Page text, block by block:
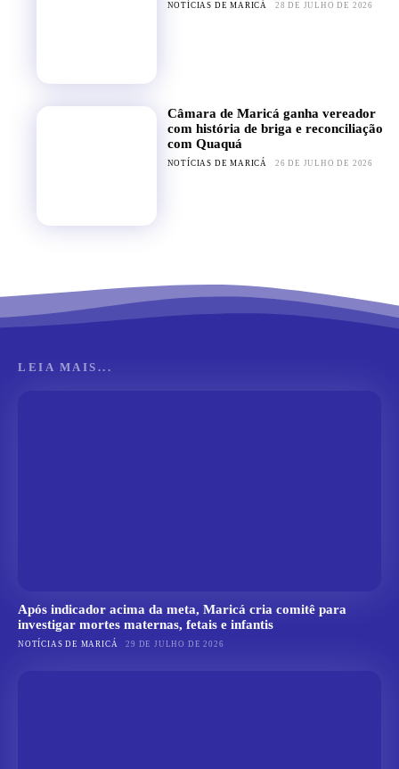
NOTÍCIAS DE MARICÁ 28 DE JULHO DE 2026
Câmara de Maricá ganha vereador
com história de briga e reconciliação
com Quaquá
NOTÍCIAS DE MARICÁ 26 DE JULHO DE 2026
LEIA MAIS...
Após indicador acima da meta, Maricá cria comitê para
investigar mortes maternas, fetais e infantis
NOTÍCIAS DE MARICÁ 29 DE JULHO DE 2026